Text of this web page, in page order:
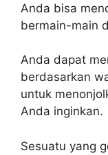
Anda bisa
bermain-main
Anda dapat
berdasarkan
untuk
Anda inginkan.
Sesuatu yang